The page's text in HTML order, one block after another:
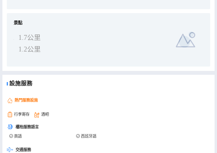
景點
1.7公里
1.2公里
設施服務
熱門服務設施
行李寄存 酒吧
櫃枱服務語言
英語 西班牙語
交通服務